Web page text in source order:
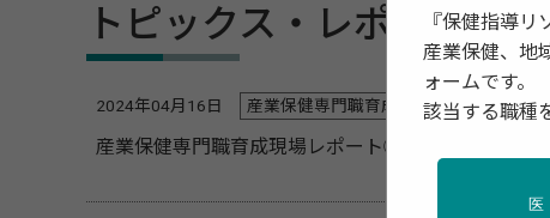
トピックス・レポート ー
2024年04月16日 産業保健専門職育成現場レポート
産業保健専門職育成現場レポート③日本産業保健師
『保健指導
産業保健、地
ォームです。
該当する職種